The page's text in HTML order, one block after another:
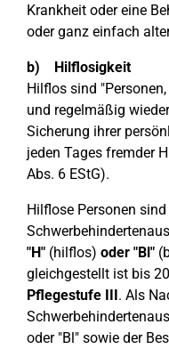
Krankheit oder eine
oder ganz einfach
b) Hilflosigkeit
Hilflos sind
und regelmäßig
Sicherung ihrer
jeden Tages fremder
Abs. 6 EStG).
Hilflose Personen
"H" (hilflos) oder "Bl"
gleichgestellt ist bis
Pflegestufe III. Als
oder "Bl" sowie der